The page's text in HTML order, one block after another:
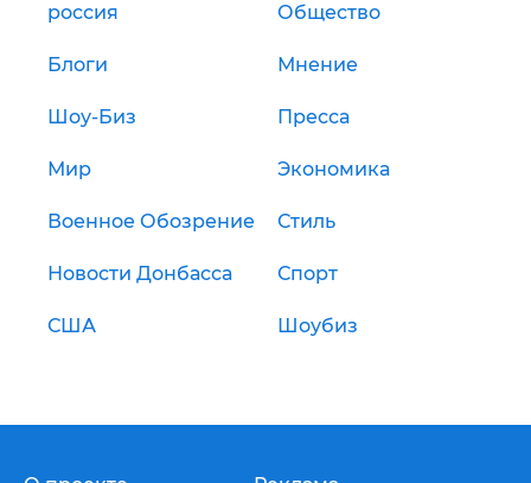
россия Общество
Блоги Мнение
Шоу-Биз Пресса
Мир Экономика
Военное Обозрение Стиль
Новости Донбасса Спорт
США Шоубиз